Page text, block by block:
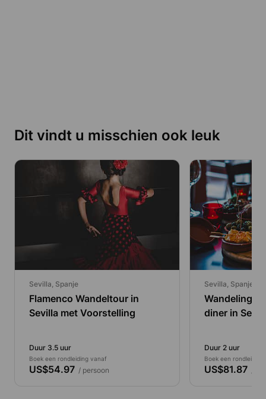
Dit vindt u misschien ook leuk
Sevilla, Spanje
Flamenco Wandeltour in
Sevilla met Voorstelling
Duur 3.5 uur
Boek een rondleiding vanaf
US$54.97 / persoon
Sevilla, Spanje
Wandeling
diner in
Duur 2 uur
Boek een rondleiding
US$81.87